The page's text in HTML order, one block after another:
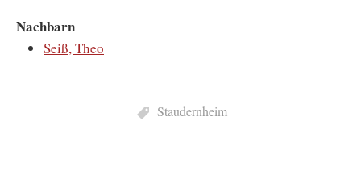
Nachbarn
Seiß, Theo
Staudernheim